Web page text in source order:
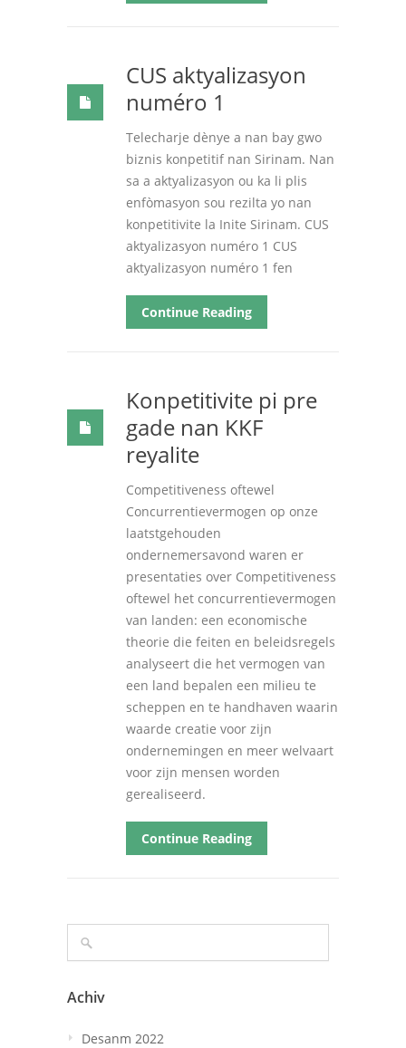
CUS aktyalizasyon
numéro 1
Telecharje dènye a nan bay gwo
biznis konpetitif nan Sirinam. Nan
sa a aktyalizasyon ou ka li plis
enfòmasyon sou rezilta yo nan
konpetitivite la Inite Sirinam. CUS
aktyalizasyon numéro 1 CUS
aktyalizasyon numéro 1 fen
Continue Reading
Konpetitivite pi pre
gade nan KKF
reyalite
Competitiveness oftewel
Concurrentievermogen op onze
laatstgehouden
ondernemersavond waren er
presentaties over Competitiveness
oftewel het concurrentievermogen
van landen: een economische
theorie die feiten en beleidsregels
analyseert die het vermogen van
een land bepalen een milieu te
scheppen en te handhaven waarin
waarde creatie voor zijn
ondernemingen en meer welvaart
voor zijn mensen worden
gerealiseerd.
Continue Reading
Achiv
Desanm 2022